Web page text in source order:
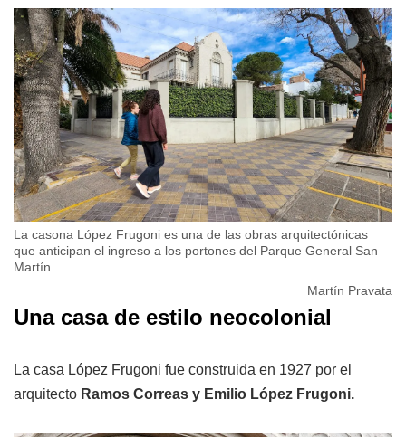
La casona López Frugoni es una de las obras arquitectónicas
que anticipan el ingreso a los portones del Parque General San
Martín
Martín Pravata
Una casa de estilo neocolonial
La casa López Frugoni fue construida en 1927 por el
arquitecto Ramos Correas y Emilio López Frugoni.